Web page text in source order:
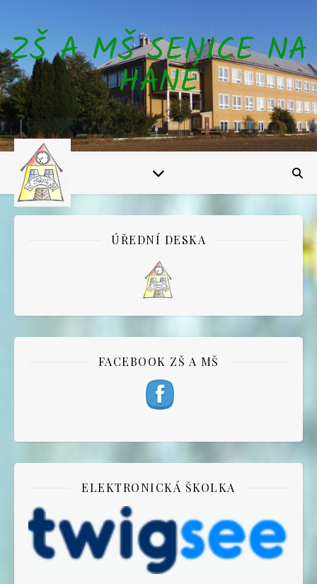
ZŠ A MŠ SENICE NA
HANÉ
ÚŘEDNÍ DESKA
FACEBOOK ZŠ A MŠ
ELEKTRONICKÁ ŠKOLKA